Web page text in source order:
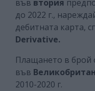
във втория
до 2022 г.,
дебитната карта,
Derivative.
Плащането в брой
във
2010-2020 г.